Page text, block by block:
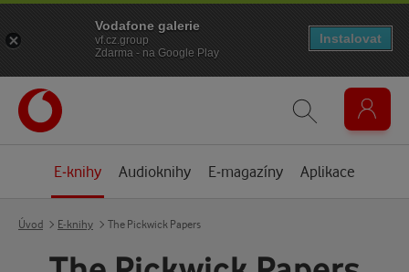
E-knihy Audioknihy E-magazíny Aplikace
Úvod E-knihy The Pickwick Papers
Vodafone galerie
vf.cz.group
Zdarma - na Google Play
Instalovat